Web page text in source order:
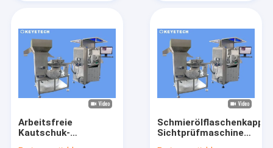
Arbeitsfreie
Kautschuk-
Schmierölflaschenkappe
Sichtprüfmaschine